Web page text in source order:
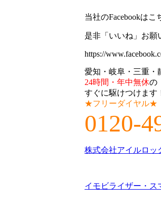
当社のFacebookは
是非「いいね」お願
https://
愛知・岐阜・三重・
24時間・年中無休の
すぐに駆けつけます
★フリーダイヤル★
0120-
株式会社アイルロッ
イモビライザー・ス